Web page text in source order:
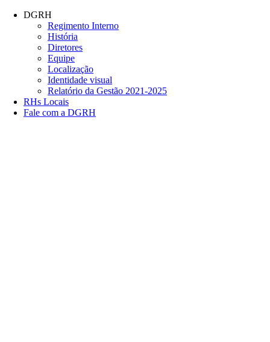
Conteúdo principal
DGRH
Regimento Interno
História
Diretores
Equipe
Localização
Identidade visual
Relatório da Gestão 2021-2025
RHs Locais
Fale com a DGRH